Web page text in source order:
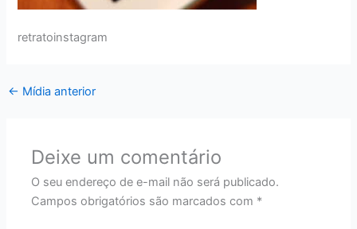
retratoinstagram
← Mídia anterior
Deixe um comentário
O seu endereço de e-mail não será publicado.
Campos obrigatórios são marcados com *